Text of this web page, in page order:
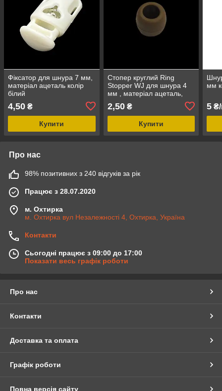
Фіксатор для шнура 7 мм,
матеріал ацеталь колір
білий
4,50 ₴
Купити
Стопер круглий Ring
Stopper WJ для шнура 4
мм , матеріал ацеталь,
2,50₴
Купити
мм
5 ₴/
Про нас
98% позитивних з 240 відгуків за рік
Працює з 28.07.2020
м. Охтирка
м. Охтирка вул Незалежності 4, Охтирка, Україна
Контакти
Сьогодні працює з 09:00 до 17:00
Показати весь графік роботи
Про нас
Контакти
Доставка та оплата
Графік роботи
Повна версія сайту